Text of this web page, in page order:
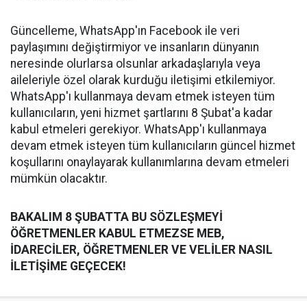
Güncelleme, WhatsApp'ın Facebook ile veri
paylaşımını değiştirmiyor ve insanların dünyanın
neresinde olurlarsa olsunlar arkadaşlarıyla veya
aileleriyle özel olarak kurduğu iletişimi etkilemiyor.
WhatsApp'ı kullanmaya devam etmek isteyen tüm
kullanıcıların, yeni hizmet şartlarını 8 Şubat'a kadar
kabul etmeleri gerekiyor. WhatsApp'ı kullanmaya
devam etmek isteyen tüm kullanıcıların güncel hizmet
koşullarını onaylayarak kullanımlarına devam etmeleri
mümkün olacaktır.
BAKALIM 8 ŞUBATTA BU SÖZLEŞMEYİ
ÖĞRETMENLER KABUL ETMEZSE MEB,
İDARECİLER, ÖĞRETMENLER VE VELİLER NASIL
İLETİŞİME GEÇECEK!